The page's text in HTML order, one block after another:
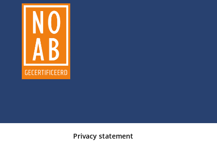
Privacy statement